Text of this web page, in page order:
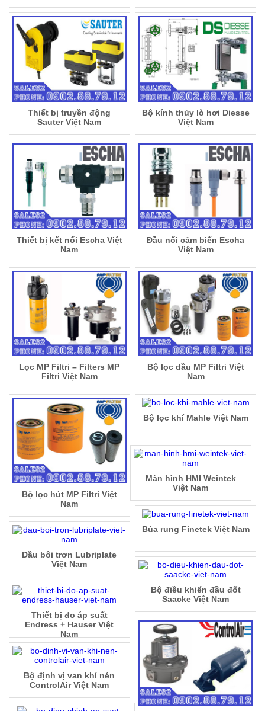
Thiết bị truyền động
Sauter Việt Nam
Bộ kính thủy lò hơi Diesse
Việt Nam
Thiết bị kết nối Escha Việt
Nam
Đầu nối cảm biến Escha
Việt Nam
Lọc MP Filtri – Filters MP
Filtri Việt Nam
Bộ lọc dầu MP Filtri Việt
Nam
Bộ lọc hút MP Filtri Việt
Nam
Bộ lọc khí Mahle Việt Nam
Màn hình HMI Weintek
Việt Nam
Búa rung Finetek Việt Nam
Dầu bôi trơn Lubriplate
Việt Nam
Bộ điều khiển đầu đốt
Saacke Việt Nam
Thiết bị đo áp suất
Endress + Hauser Việt
Nam
Bộ định vị van khí nén
ControlAir Việt Nam